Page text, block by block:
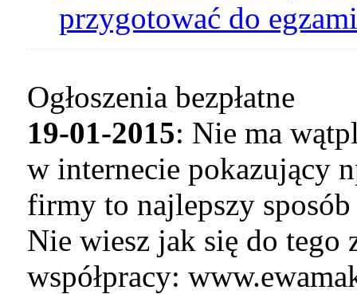
przygotować do
Ogłoszenia bezpłatne
19-01-2015: Nie ma
w internecie pokazujący
firmy to najlepszy
Nie wiesz jak się do tego
współpracy: